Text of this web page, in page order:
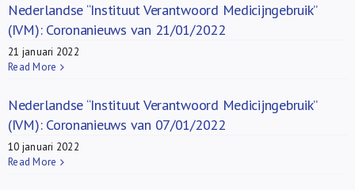
Nederlandse “Instituut Verantwoord Medicijngebruik”
(IVM): Coronanieuws van 21/01/2022
21 januari 2022
Read More
Nederlandse “Instituut Verantwoord Medicijngebruik”
(IVM): Coronanieuws van 07/01/2022
10 januari 2022
Read More